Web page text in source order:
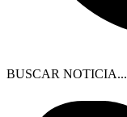
BUSCAR NOTICIA...